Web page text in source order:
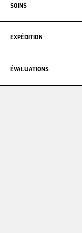
SOINS
EXPÉDITION
ÉVALUATIONS